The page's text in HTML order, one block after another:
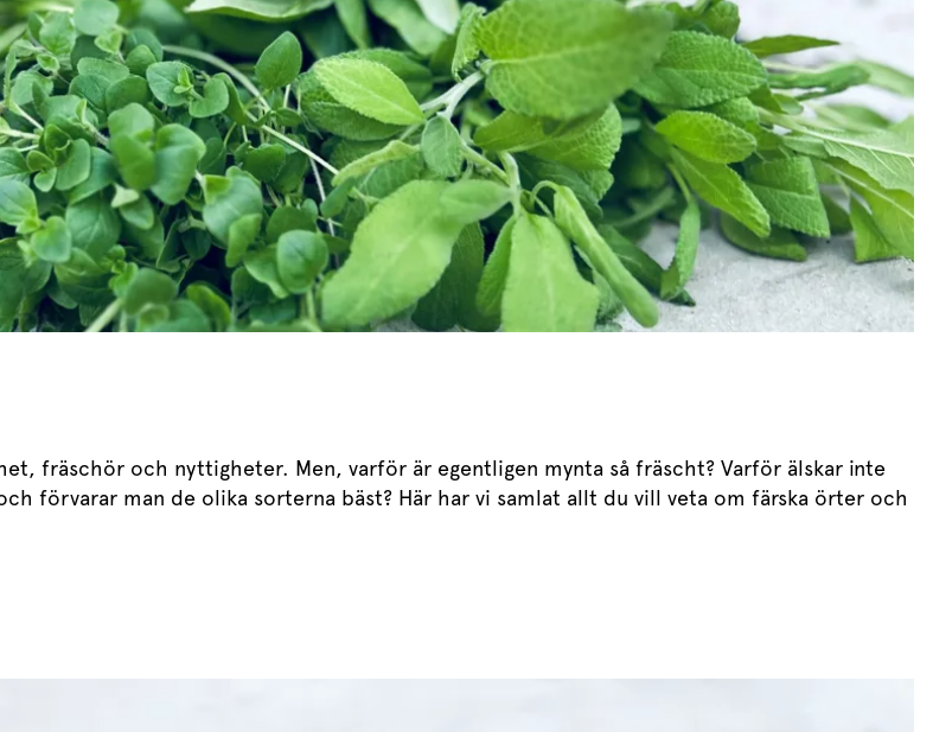
fräschör och nyttigheter. Men, varför är egentligen mynta så fräscht? Varför älskar inte
förvarar man de olika sorterna bäst? Här har vi samlat allt du vill veta om färska örter och